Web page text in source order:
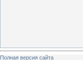
Полная версия сайта